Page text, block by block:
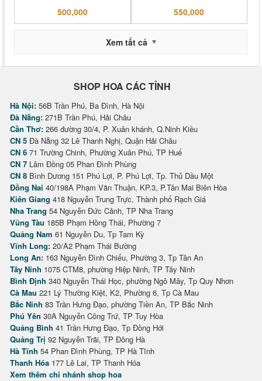
500,000 550,000
Xem tất cả
SHOP HOA CÁC TỈNH
Hà Nội: 56B Trần Phú, Ba Đình, Hà Nội
Đà Nẵng: 271B Trần Phú, Hải Châu
Cần Thơ: 266 đường 30/4, P. Xuân khánh, Q.Ninh Kiều
CN 5 Đà Nẵng 32 Lê Thanh Nghị, Quận Hải Châu
CN 6 71 Trường Chinh, Phường Xuân Phú, TP Huế
CN 7 Lâm Đồng 05 Phan Đình Phùng
CN 8 Bình Dương 151 Phú Lợi, P. Phú Lợi, Tp. Thủ Dầu Một
Đồng Nai 40/198A Phạm Văn Thuận, KP.3, P.Tân Mai Biên Hòa
Kiên Giang 418 Nguyễn Trung Trực, Thành phố Rạch Giá
Nha Trang 54 Nguyễn Đức Cảnh, TP Nha Trang
Vũng Tàu 185B Phạm Hồng Thái, Phường 7
Quảng Nam 61 Nguyễn Du, Tp Tam Kỳ
Vĩnh Long: 20/A2 Phạm Thái Bường
Long An: 163 Nguyễn Đình Chiểu, Phường 3, Tp Tân An
Tây Ninh 1075 CTM8, phường Hiệp Ninh, TP Tây Ninh
Bình Định 340 Nguyễn Thái Học, phường Ngô Mây, Tp Quy Nhơn
Cà Mau 221 Lý Thường Kiệt, K2, Phường 6, Tp Cà Mau
Bắc Ninh 83 Trần Hưng Đạo, phường Tiền An, TP Bắc Ninh
Phú Yên 30A Nguyễn Công Trứ, TP Tuy Hòa
Quảng Bình 41 Trần Hưng Đạo, Tp Đồng Hới
Quảng Trị 92 Nguyễn Trãi, TP Đông Hà
Hà Tĩnh 54 Phan Đình Phùng, TP Hà Tĩnh
Thanh Hóa 177 Lê Lai, TP Thanh Hóa
Xem thêm chi nhánh shop hoa